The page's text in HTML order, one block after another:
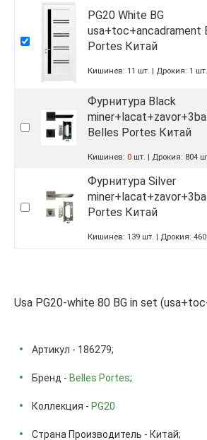
PG20 White BG
usa+toc+ancadrament
Portes Китай
Кишинев: 11 шт. Дрокия: 1 шт.
Фурнитура Black
Belles Portes Китай
Кишинев: 0 шт. Дрокия: 804
Фурнитура Silver
Portes Китай
Кишинев: 139 шт. Дрокия: 460
Usa PG20-white 80 BG in set
Артикул - 186279;
Бренд - Belles Portes;
Коллекция - PG20
Страна Производитель - Китай;